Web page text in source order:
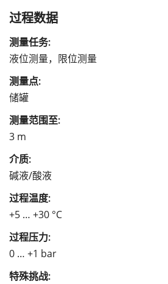
过程数据
测量任务:
液位测量，限位测量
测量点:
储罐
测量范围至:
3 m
介质:
碱液/酸液
过程温度:
+5 … +30 °C
过程压力:
0 … +1 bar
特殊挑战: